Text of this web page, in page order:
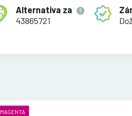
Alternativa za
43865721
MAGENTA